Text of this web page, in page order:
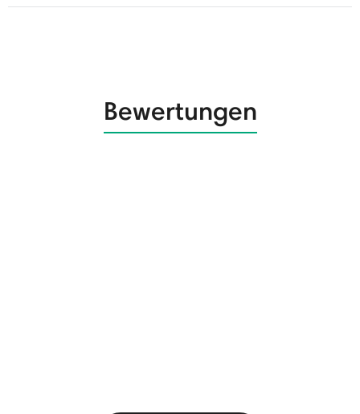
Bewertungen